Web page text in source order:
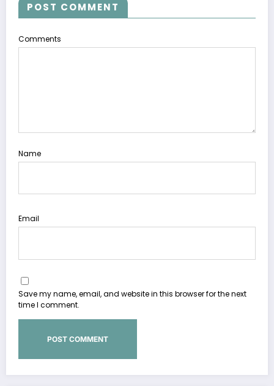
POST COMMENT
Comments
Name
Email
Save my name, email, and website in this browser for the next
time I comment.